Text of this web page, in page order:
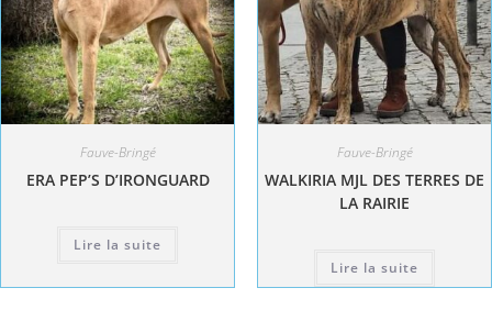
Fauve-Bringé
ERA PEP’S D’IRONGUARD
Lire la suite
Fauve-Bringé
WALKIRIA MJL DES TERRES DE
LA RAIRIE
Lire la suite